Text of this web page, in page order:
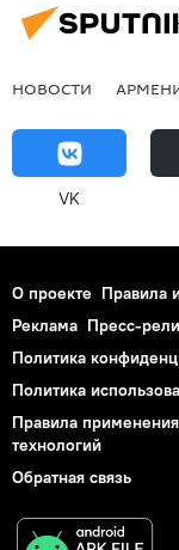
НОВОСТИ
VK
О проекте Правила
Реклама Пресс-
Политика
Политика
Правила
технологий
Обратная связь